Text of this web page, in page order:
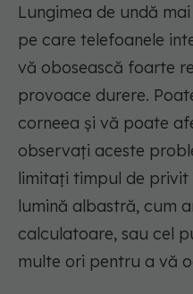
Lungimea de undă
pe care telefoanele
vă obosească foarte
provoace durere.
corneea și vă poate
observați aceste
limitați timpul de privit
lumină albastră, cum
calculatoare, sau cel
multe ori pentru a vă